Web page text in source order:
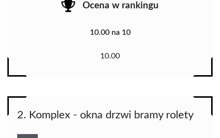
Ocena w rankingu
10.00 na 10
10.00
2. Komplex - okna drzwi bramy rolety